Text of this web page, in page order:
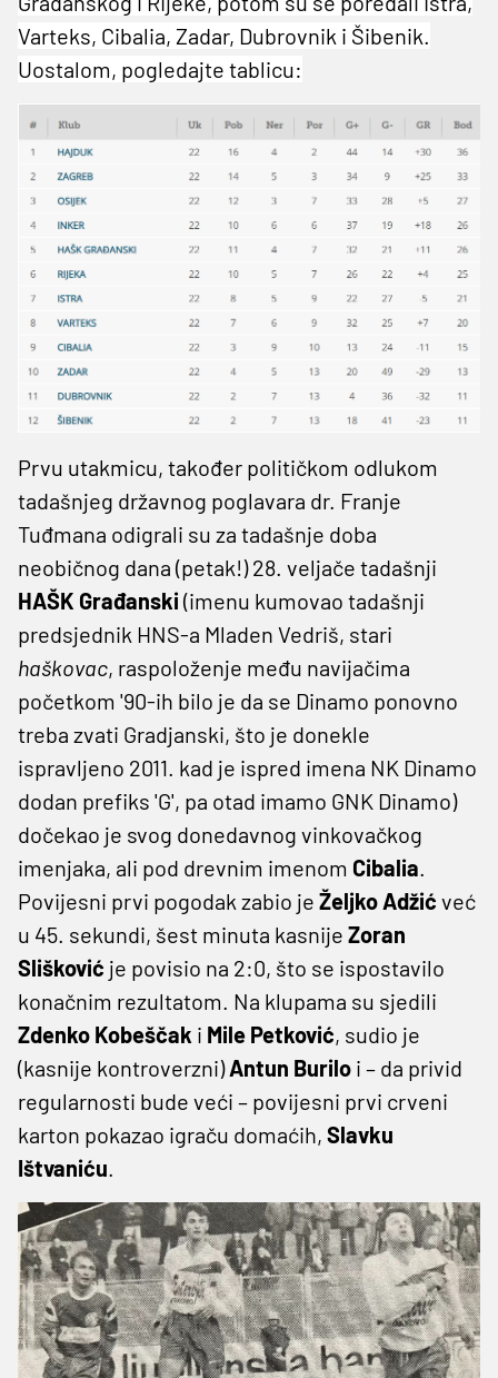
Varteks, Cibalia, Zadar, Dubrovnik i Šibenik.
Uostalom, pogledajte tablicu:
Prvu utakmicu, također političkom odlukom
tadašnjeg državnog poglavara dr. Franje
Tuđmana odigrali su za tadašnje doba
neobičnog dana (petak!) 28. veljače tadašnji
HAŠK Građanski (imenu kumovao tadašnji
predsjednik HNS-a Mladen Vedriš, stari
haškovac, raspoloženje među navijačima
početkom '90-ih bilo je da se Dinamo ponovno
treba zvati Gradjanski, što je donekle
ispravljeno 2011. kad je ispred imena NK Dinamo
dodan prefiks 'G', pa otad imamo GNK Dinamo)
dočekao je svog donedavnog vinkovačkog
imenjaka, ali pod drevnim imenom Cibalia.
Povijesni prvi pogodak zabio je Željko Adžić već
u 45. sekundi, šest minuta kasnije Zoran
Slišković je povisio na 2:0, što se ispostavilo
konačnim rezultatom. Na klupama su sjedili
Zdenko Kobeščak i Mile Petković, sudio je
(kasnije kontroverzni)Antun Burilo i – da privid
regularnosti bude veći – povijesni prvi crveni
karton pokazao igraču domaćih, Slavku
Ištvaniću.